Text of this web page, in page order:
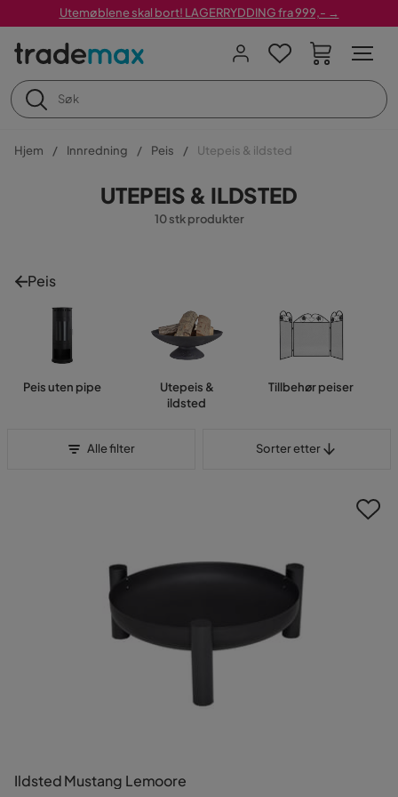
Utemøblene skal bort! LAGERRYDDING fra 999,- →
Hjem Innredning Peis Utepeis & ildsted
UTEPEIS & ILDSTED
10 stk produkter
Peis
Peis uten pipe
Utepeis &
ildsted
Tillbehør peiser
Alle filter Sorter etter
Ildsted Mustang Lemoore